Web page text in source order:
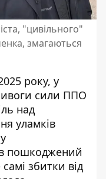
"цивільного"
змагаються
року, у
сили ППО
над
уламків
у
пошкоджений
збитки від